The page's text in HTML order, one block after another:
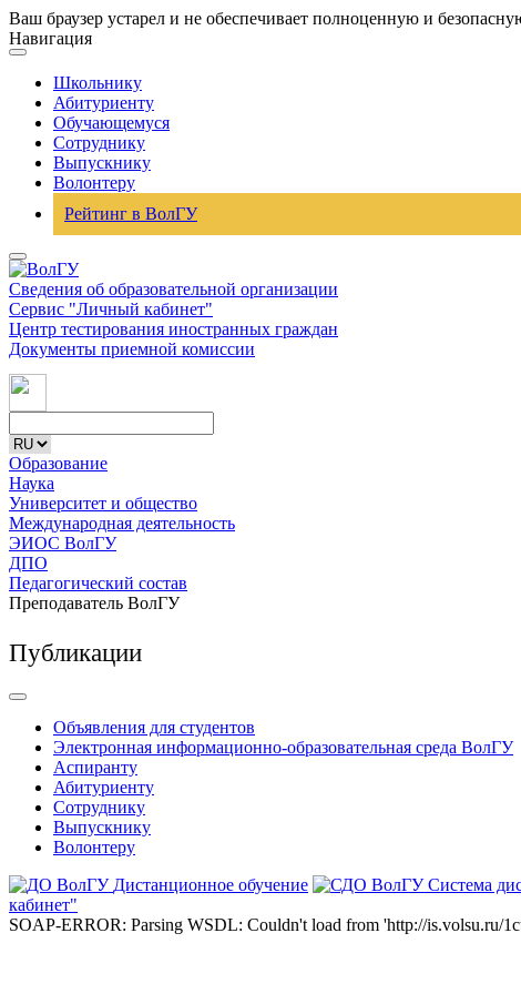
Ваш браузер устарел и не обеспечивает полноценную и
Навигация
Школьнику
Абитуриенту
Обучающемуся
Сотруднику
Выпускнику
Волонтеру
Рейтинг в ВолГУ
Сведения об образовательной организации
Сервис "Личный кабинет"
Центр тестирования иностранных граждан
Документы приемной комиссии
Образование
Наука
Университет и общество
Международная деятельность
ЭИОС ВолГУ
ДПО
Педагогический состав
Преподаватель ВолГУ
Публикации
Объявления для студентов
Электронная информационно-образовательная среда ВолГУ
Аспиранту
Абитуриенту
Сотруднику
Выпускнику
Волонтеру
Дистанционное обучение
Система
кабинет"
SOAP-ERROR: Parsing WSDL: Couldn't load from 'http://is.volsu.ru/